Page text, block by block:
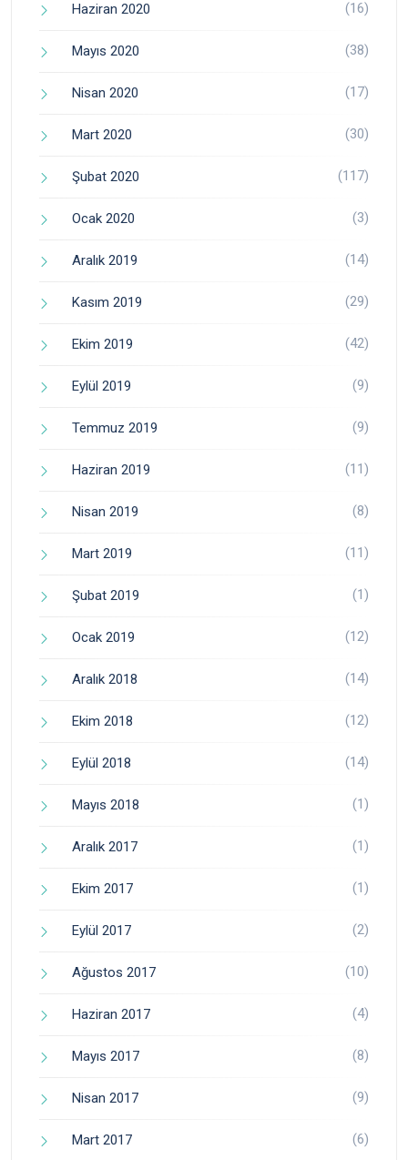
Haziran 2020 (16)
Mayıs 2020 (38)
Nisan 2020 (17)
Mart 2020 (30)
Şubat 2020 (117)
Ocak 2020 (3)
Aralık 2019 (14)
Kasım 2019 (29)
Ekim 2019 (42)
Eylül 2019 (9)
Temmuz 2019 (9)
Haziran 2019 (11)
Nisan 2019 (8)
Mart 2019 (11)
Şubat 2019 (1)
Ocak 2019 (12)
Aralık 2018 (14)
Ekim 2018 (12)
Eylül 2018 (14)
Mayıs 2018 (1)
Aralık 2017 (1)
Ekim 2017 (1)
Eylül 2017 (2)
Ağustos 2017 (10)
Haziran 2017 (4)
Mayıs 2017 (8)
Nisan 2017 (9)
Mart 2017 (6)